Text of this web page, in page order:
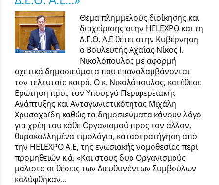
Θέμα πλημμελούς διοίκησης και
διαχείρισης στην HELEXPO και τη
Δ.Ε.Θ. Α.Ε θέτει στην Κυβέρνηση
ο Βουλευτής Αχαΐας Νίκος Ι.
Νικολόπουλος με αφορμή
σχετικά δημοσιεύματα που επαναλαμβάνονται
τον τελευταίο καιρό. Ο κ. Νικολόπουλος, κατέθεσε
Ερώτηση προς τον Υπουργό Περιφερειακής
Ανάπτυξης και Ανταγωνιστικότητας Μιχάλη
Χρυσοχοϊδη καθώς τα δημοσιεύματα κάνουν λόγο
για χρέη του κάθε Οργανισμού προς τον άλλον,
θυροκολλημένα τιμολόγια, καταστρατήγηση από
την HELEXPO Α,Ε, της ενωσιακής νομοθεσίας περί
προμηθειών κ.ά. «Και στους δυο Οργανισμούς
μάλιστα οι θέσεις των Διευθυνόντων Συμβούλων
καλύφθηκαν...